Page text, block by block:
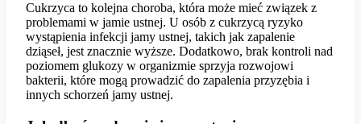
Cukrzyca to kolejna choroba, która może mieć związek z
problemami w jamie ustnej. U osób z cukrzycą ryzyko
wystąpienia infekcji jamy ustnej, takich jak zapalenie
dziąseł, jest znacznie wyższe. Dodatkowo, brak kontroli nad
poziomem glukozy w organizmie sprzyja rozwojowi
bakterii, które mogą prowadzić do zapalenia przyzębia i
innych schorzeń jamy ustnej.